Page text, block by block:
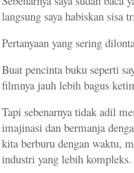
langsung saya habiskan sisa
Pertanyaan yang sering
Buat pencinta buku seperti
filmnya jauh lebih bagus
Tapi sebenarnya tidak adil
imajinasi dan bermanja
kita berburu dengan waktu,
industri yang lebih kompleks.